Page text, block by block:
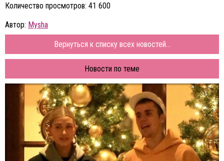
Количество просмотров: 41 600
Автор: Mysha
Вернуться к списку всех новостей...
Новости по теме